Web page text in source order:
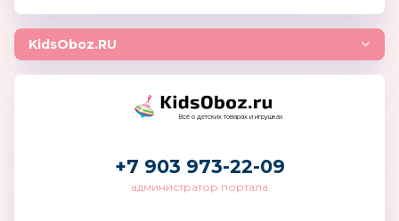
KidsOboz.RU
Всё о детских товарах и игрушках
+7 903 973-22-09
администратор портала